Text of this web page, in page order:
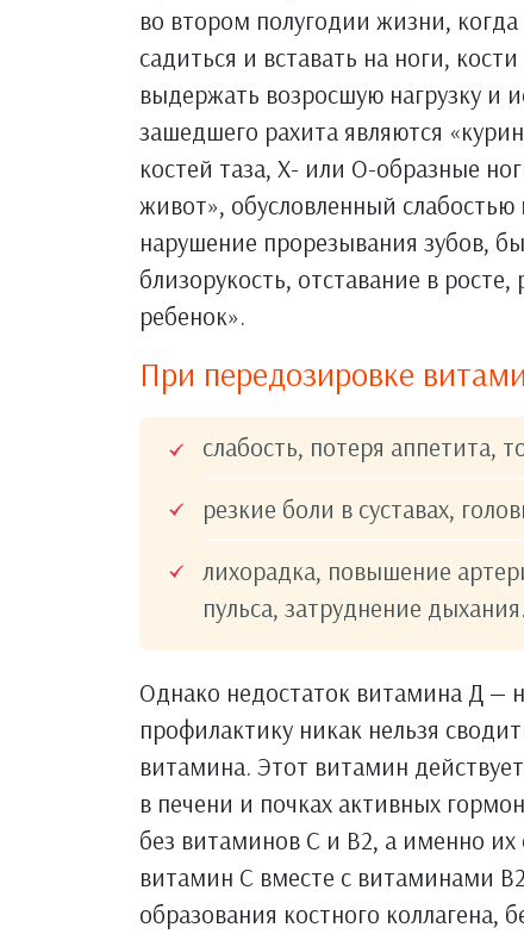
во втором полугодии жизни,
садиться и вставать на ноги,
выдержать возросшую нагрузку и
зашедшего рахита являются
костей таза, Х- или О-образные
живот», обусловленный
нарушение прорезывания зубов,
близорукость, отставание в
ребенок».
При передозировке
слабость, потеря аппетита,
резкие боли в суставах,
лихорадка, повышение
пульса, затруднение дыхания.
Однако недостаток витамина Д —
профилактику никак нельзя
витамина. Этот витамин
в печени и почках активных
без витаминов С и В2, а именно их
витамин С вместе с витаминами
образования костного